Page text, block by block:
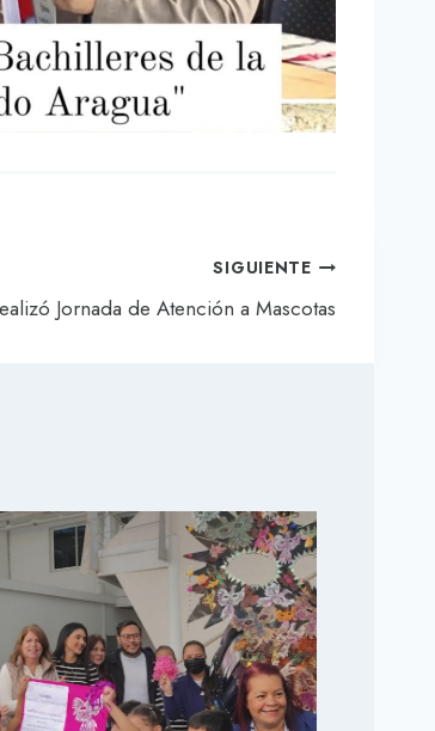
SIGUIENTE
Jornada de Atención a Mascotas